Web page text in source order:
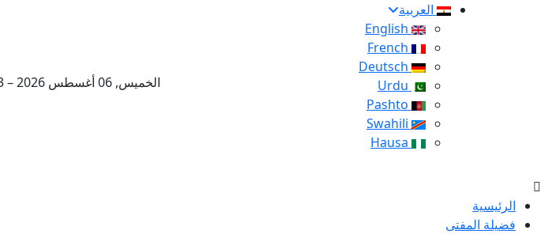
العربية
الخميس, 06 أغسطس 2026 – 23 صفر 1448 هـ
الرئيسية
فضيلة المفتى